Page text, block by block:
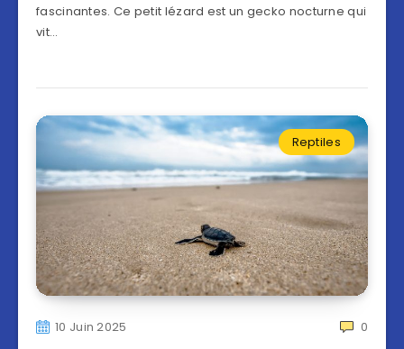
fascinantes. Ce petit lézard est un gecko nocturne qui
vit…
Reptiles
10 Juin 2025 0